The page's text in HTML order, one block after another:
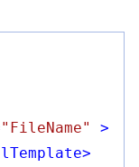
"FileName"
>
>